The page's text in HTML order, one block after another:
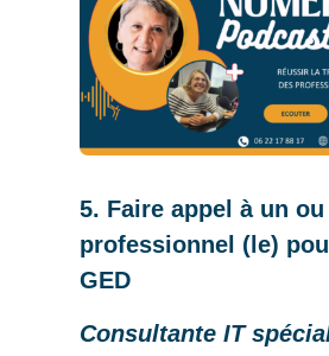
5. Faire appel à un
professionnel (le)
GED
Consultante IT